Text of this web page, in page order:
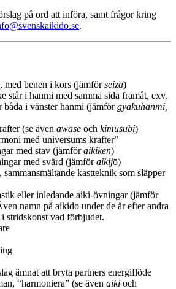
på ord att införa, samt frågor kring
.
med benen i kors (jämförseiza)
står i hanmi med samma sida framåt, exv.
båda i vänster hanmi (jämförgyakuhanmi,
(se även awase och kimusubi)
med universums krafter”
med stav (jämföraikiken)
med svärd (jämföraikijō)
sammansmältande kastteknik som släpper
eller inledande aiki-övningar (jämför
namn på aikido under de år efter andra
stridskonst vad förbjudet.
ämnat att bryta partners energiflöde
“harmoniera” (se även aiki och